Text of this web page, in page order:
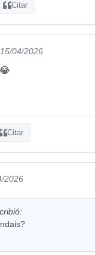
Citar
04/2026
Citar
2026